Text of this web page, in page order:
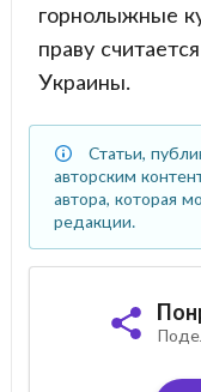
горнолыжные
праву
Украины.
Статьи,
авторским
автора, которая
редакции.